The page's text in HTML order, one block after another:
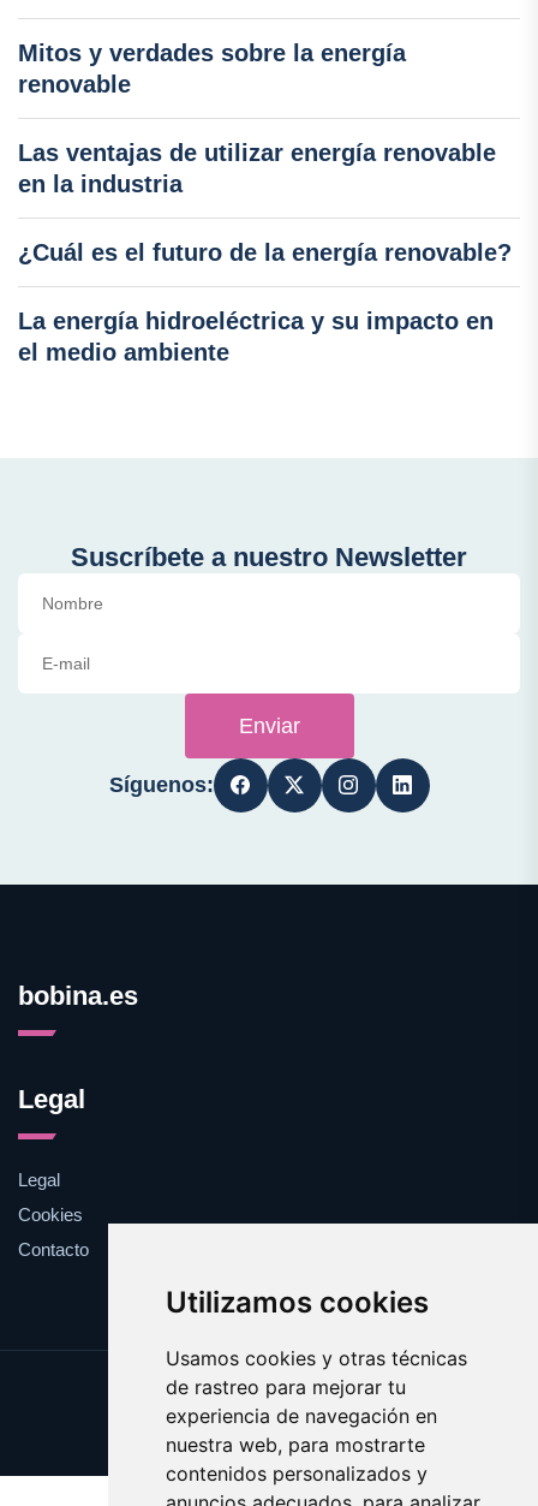
Utilizamos cookies
Usamos cookies y otras técnicas
de rastreo para mejorar tu
experiencia de navegación en
nuestra web, para mostrarte
contenidos personalizados y
Mitos y verdades sobre la energía
renovable
Las ventajas de utilizar energía renovable
en la industria
¿Cuál es el futuro de la energía renovable?
La energía hidroeléctrica y su impacto en
el medio ambiente
Suscríbete a nuestro Newsletter
Enviar
Síguenos:
bobina.es
Legal
Legal
Cookies
Contacto
Update cookies preferences
Copyright © 2025 bobina.es